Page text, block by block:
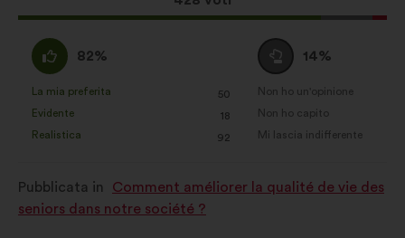
proposta
Sono
d'accordo
:
82%
qualificata
come:
La mia preferita
: 50
volte
Evidente
: 18
volte
Realistica
: 92
volte
Voto
neutrale
:
14%
qualificata
Non ho un'opinione
:volte
Non ho capito
:volte
Mi lascia indifferente
:volte
Pubblicata in
Comment améliorer la qualité de vie des
seniors dans notre société ?